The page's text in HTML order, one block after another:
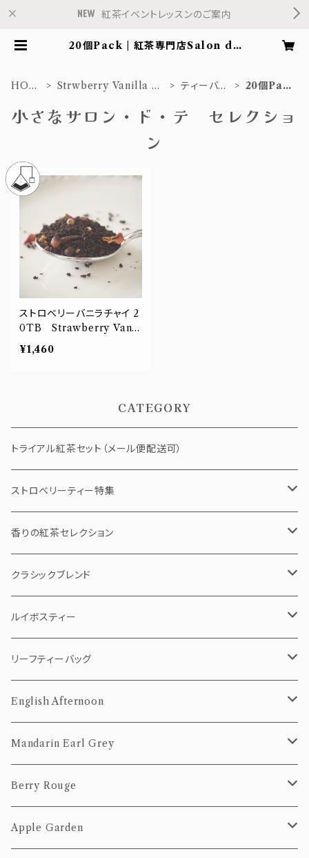
紅茶イベントレッスンのご案内
20個Pack | 紅茶専門店Salon de
HOM
Strwberry Vanilla Ch
ティーバッ
20個Pac
小さなサロン・ド・テ セレクショ
ン
ストロベリーバニラチャイ 2
0TB Strawberry Vanil
la Chai
¥1,460
CATEGORY
トライアル紅茶セット（メール便配送可）
ストロベリーティー特集
ストロベリーショコラ
ストロベリーバニラチャイ
ベリールージュ
香りの紅茶セレクション
ティーバッグ
5個pack
10個Pack
リーフティー（茶葉）
50g
100g
クラシックブレンド
ティーバッグ
5個pack
10個Pack
リーフティー（茶葉）
50g
100g
ルイボスティー
ティーバッグ
5個pack
10個Pack
茶葉
50g
100g
リーフティーバッグ
10個pack
20個pack
English Afternoon
ティーバッグ
10個Pack
20個Pack
茶葉
50g
Mandarin Earl Grey
ティーバッグ
10個Pack
茶葉
Berry Rouge
ティーバッグ
Apple Garden